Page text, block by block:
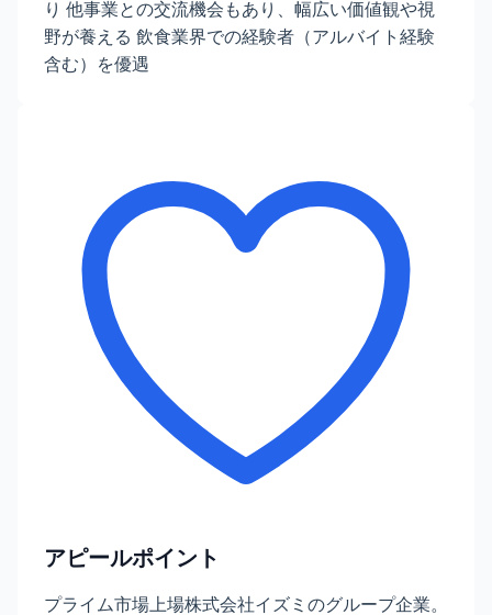
り 他事業との交流機会もあり、幅広い価値観や視
野が養える 飲食業界での経験者（アルバイト経験
含む）を優遇
アピールポイント
プライム市場上場株式会社イズミのグループ企業。